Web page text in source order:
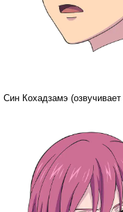
Син Кохадзамэ (озвучивает